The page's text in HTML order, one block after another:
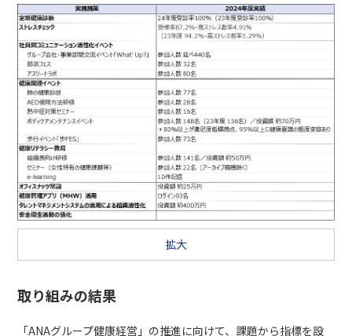
拡大
取り組みの結果
「ANAグループ健康経営」の推進に向けて、課題から指標を設